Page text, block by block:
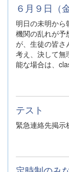
６月９日（
明日の未明から
機関の乱れが予
が、生徒の皆さ
考え、決して無
能な場合は、
テスト
緊急連絡先掲示